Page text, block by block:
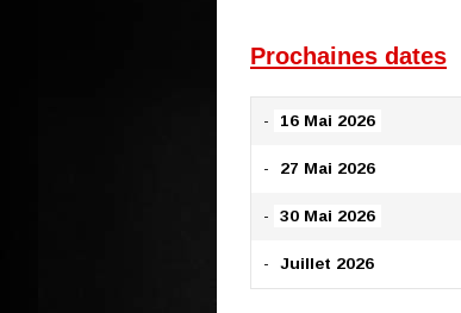
Prochaines dates
- 16 Mai 2026
- 27 Mai 2026
- 30 Mai 2026
- Juillet 2026